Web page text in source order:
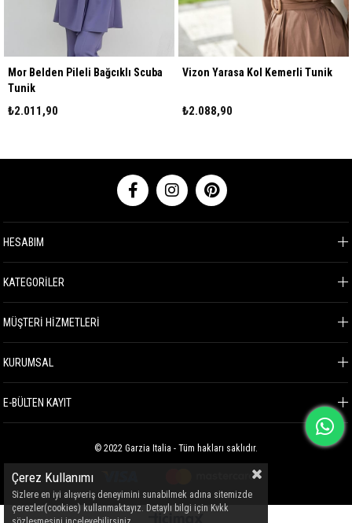
Pileli Bağcıklı Scuba Vizon Yarasa Kol Kemerli Tunik
₺2.088,90
Oranj
HESABIM
KATEGORİLER
MÜŞTERİ HİZMETLERİ
KURUMSAL
E-BÜLTEN KAYIT
© 2022 Garzia Italia - Tüm hakları saklıdır.
Çerez Kullanımı
Sizlere en iyi alışveriş deneyimini sunabilmek adına sitemizde
çerezler(cookies) kullanmaktayız. Detaylı bilgi için Kvkk